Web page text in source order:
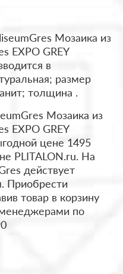
Мозаика из
EXPO GREY
в
размер
толщина .
Мозаика из
EXPO GREY
цене 1495
PLITALON.ru. На
действует
Приобрести
товар в корзину
по